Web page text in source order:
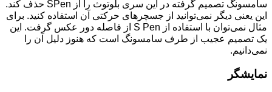
سامسونگ تصمیم گرفته در این سری بلوتوث را از SPen حذف کند.
این یعنی دیگر نمی‌توانید از جسچرهای حرکتی آن استفاده کنید. برای
مثال نمی‌توان با استفاده از S Pen از فاصله دور عکس گرفت. این
یک تصمیم عجیب از طرف سامسونگ است که هنوز دلیل آن را
نمی‌دانیم.
نمایشگر